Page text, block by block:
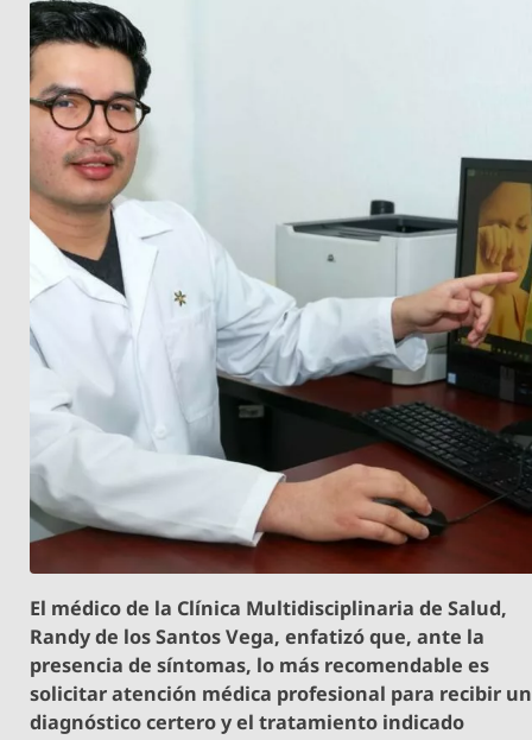
El médico de la Clínica Multidisciplinaria de Salud,
Randy de los Santos Vega, enfatizó que, ante la
presencia de síntomas, lo más recomendable es
solicitar atención médica profesional para recibir un
diagnóstico certero y el tratamiento indicado